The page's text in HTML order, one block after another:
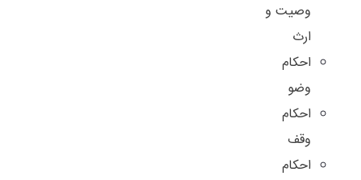
وصیت و
ارث
احکام
وضو
احکام
وقف
احکام